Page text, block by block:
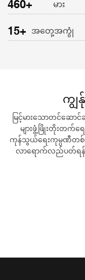
460+
မား
15+ အတှေ့အကွုံ
က
မြင့်မားသောတင်ဆော
များဖွံ့ဖြိုးတိုးတ
ကုန်သွယ်ရေးကုမ္ပဏီတစ်ခု
လာရောက်လည်ပတ်ရန်,